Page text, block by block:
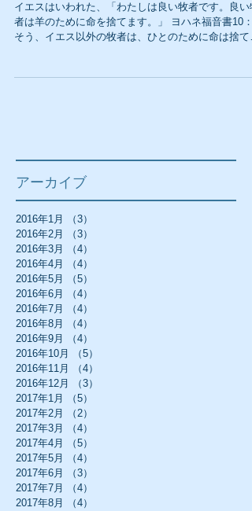
イエスはいわれた、「わたしは良い牧者です。良い
者は羊のために命を捨てます。」 ヨハネ福音書10：
そう、イエス以外の牧者は、ひとのために命は捨て
いなさる。...
アーカイブ
2016年1月 （3）
2016年2月
（3）
2016年3月
（4）
2016年4月
（4）
2016年5月
（5）
2016年6月
（4）
2016年7月
（4）
2016年8月
（4）
2016年9月
（4）
2016年10月
（5）
2016年11月
（4）
2016年12月
（3）
2017年1月
（5）
2017年2月
（2）
2017年3月
（4）
2017年4月
（5）
2017年5月
（4）
2017年6月
（3）
2017年7月
（4）
2017年8月
（4）